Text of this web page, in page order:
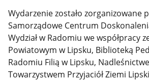
Wydarzenie zostało zorganizowane
Samorządowe Centrum
Wydział w Radomiu we współpracy
Powiatowym w Lipsku, Biblioteką
Radomiu Filią w Lipsku,
Towarzystwem Przyjaciół Ziemi